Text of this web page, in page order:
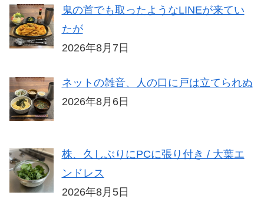
鬼の首でも取ったようなLINEが来てい
たが
2026年8月7日
ネットの雑音、人の口に戸は立てられぬ
2026年8月6日
株、久しぶりにPCに張り付き / 大葉エ
ンドレス
2026年8月5日